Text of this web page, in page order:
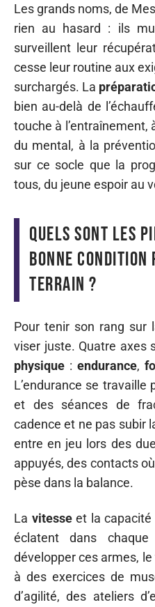
Les grands noms, de
rien au hasard : ils
surveillent leur
cesse leur routine aux
surchargés. La
bien au-delà de
touche à l’entraînement,
du mental, à la
sur ce socle que la
tous, du jeune espoir au
Quels sont les
bonne condition
terrain ?
Pour tenir son rang sur
viser juste. Quatre axes
physique : endurance,
L’endurance se travaille
et des séances de
cadence et ne pas subir
entre en jeu lors des
appuyés, des contacts
pèse dans la balance.
La vitesseet la capacité
éclatent dans chaque
développer ces armes,
à des exercices de
d’agilité, des ateliers